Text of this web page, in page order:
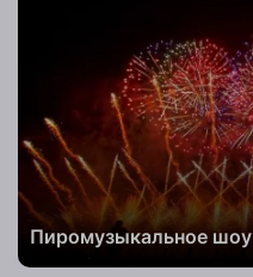
Заказать
Телефон
Пиромузыкальное шоу